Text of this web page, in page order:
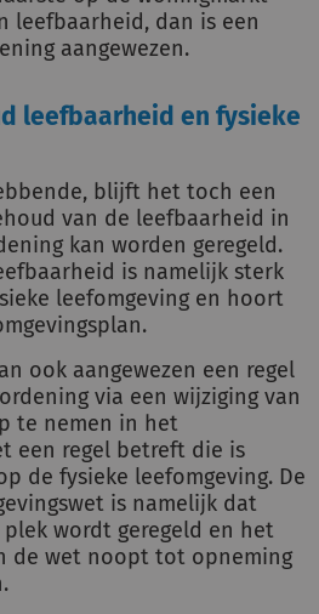
leefbaarheid, dan is een
aangewezen.
leefbaarheid en fysieke
blijft het toch een
van de leefbaarheid in
kan worden geregeld.
is namelijk sterk
leefomgeving en hoort
ook aangewezen een regel
via een wijziging van
te nemen in het
een regel betreft die is
de fysieke leefomgeving. De
is namelijk dat
wordt geregeld en het
de wet noopt tot opneming